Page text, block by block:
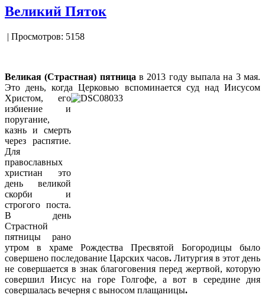
Великий Пяток
| Просмотров: 5158
Великая (Страстная) пятница в 2013 году выпала на 3 мая.
Это день, когда Церковью вспоминается суд над Иисусом
Христом, его
избиение и
поругание,
казнь и смерть
через распятие.
Для
православных
христиан это
день великой
скорби и
строгого поста.
В день
Страстной
пятницы рано
утром в храме Рождества Пресвятой Богородицы было
совершено последование Царских часов. Литургия в этот день
не совершается в знак благоговения перед жертвой, которую
совершил Иисус на горе Голгофе, а вот в середине дня
совершалась вечерня с выносом плащаницы.